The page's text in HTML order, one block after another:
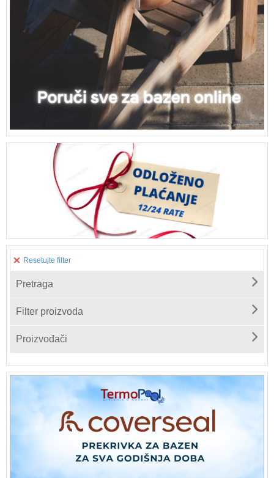
Resetujte filter
Pretraga
Filter proizvoda
Proizvođači